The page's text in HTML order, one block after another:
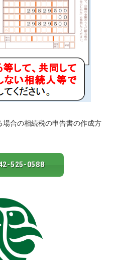
合の相続税の申告書の作成方
525-0588